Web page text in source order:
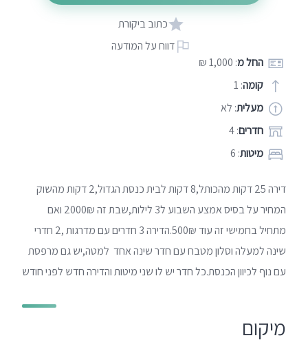
החל מ: 1,000 ₪
קומה: 1
מעלית: לא
חדרים: 4
מיטות: 6
דירה 25 דקות מהכותל,8 דקות לבית כנסת הגדול,2 דקות מהשוק
המחיר על בסיס אמצע השבוע ל3 לילות,שבת זה 2000₪ ואם
מתחיל בחמישי זה עוד 500₪.הדירה 3 חדרים עם מדרגות ,2 חדרי
שינה למעלה וסלון מטבח עם חדר שינה אחד למטה,יש גם מרפסת
עם נוף לכיוון הכנסת.כל חדר יש לו שני מיטות והדירה חדש לפני חודש
מיקום
כתוב ביקורת
דווח על המודעה